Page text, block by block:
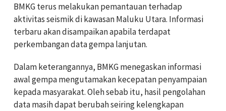
BMKG terus melakukan pemantauan terhadap
aktivitas seismik di kawasan Maluku Utara. Informasi
terbaru akan disampaikan apabila terdapat
perkembangan data gempa lanjutan.
Dalam keterangannya, BMKG menegaskan informasi
awal gempa mengutamakan kecepatan penyampaian
kepada masyarakat. Oleh sebab itu, hasil pengolahan
data masih dapat berubah seiring kelengkapan